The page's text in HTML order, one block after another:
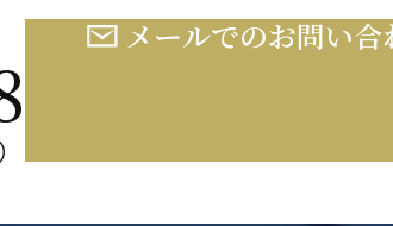
メールでのお問い合